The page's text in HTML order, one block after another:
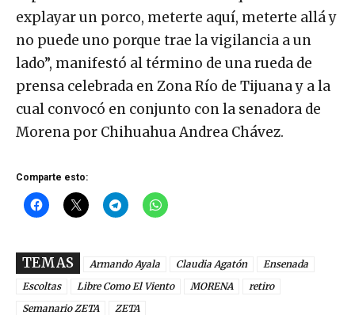
explayar un porco, meterte aquí, meterte allá y
no puede uno porque trae la vigilancia a un
lado”, manifestó al término de una rueda de
prensa celebrada en Zona Río de Tijuana y a la
cual convocó en conjunto con la senadora de
Morena por Chihuahua Andrea Chávez.
Comparte esto:
TEMAS Armando Ayala Claudia Agatón
Ensenada
Escoltas
Libre Como El Viento MORENA
retiro
Semanario ZETA
ZETA